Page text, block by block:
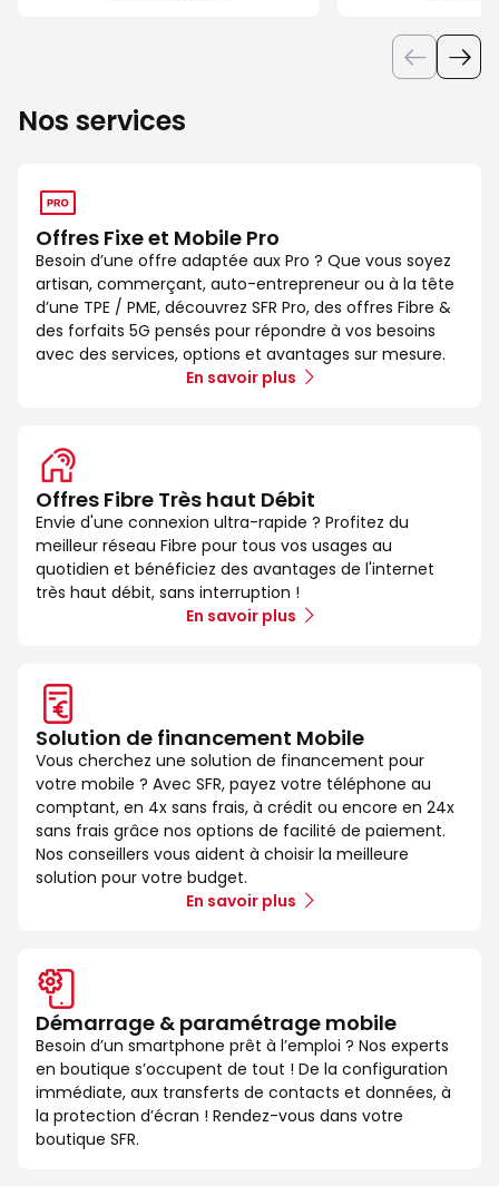
Nos services
Offres Fixe et Mobile Pro
Besoin d’une offre adaptée aux Pro ? Que vous soyez
artisan, commerçant, auto-entrepreneur ou à la tête
d’une TPE / PME, découvrez SFR Pro, des offres Fibre &
des forfaits 5G pensés pour répondre à vos besoins
avec des services, options et avantages sur mesure.
En savoir plus
Offres Fibre Très haut Débit
Envie d'une connexion ultra-rapide ? Profitez du
meilleur réseau Fibre pour tous vos usages au
quotidien et bénéficiez des avantages de l'internet
très haut débit, sans interruption !
En savoir plus
Solution de financement Mobile
Vous cherchez une solution de financement pour
votre mobile ? Avec SFR, payez votre téléphone au
comptant, en 4x sans frais, à crédit ou encore en 24x
sans frais grâce nos options de facilité de paiement.
Nos conseillers vous aident à choisir la meilleure
solution pour votre budget.
En savoir plus
Démarrage & paramétrage mobile
Besoin d’un smartphone prêt à l’emploi ? Nos experts
en boutique s’occupent de tout ! De la configuration
immédiate, aux transferts de contacts et données, à
la protection d’écran ! Rendez-vous dans votre
boutique SFR.